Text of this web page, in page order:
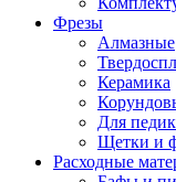
Фрезы
Алмазные
Керамика
Для
Щетки и
Расходные